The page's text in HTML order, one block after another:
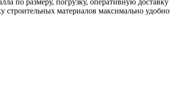
по размеру, погрузку, оперативную
строительных материалов максимально